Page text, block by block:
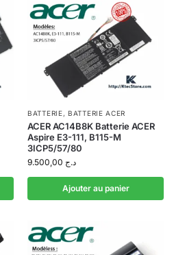
BATTERIE, BATTERIE ACER
ACER AC14B8K Batterie ACER
Aspire E3-111, B115-M
3ICP5/57/80
د.ج
Ajouter au panier